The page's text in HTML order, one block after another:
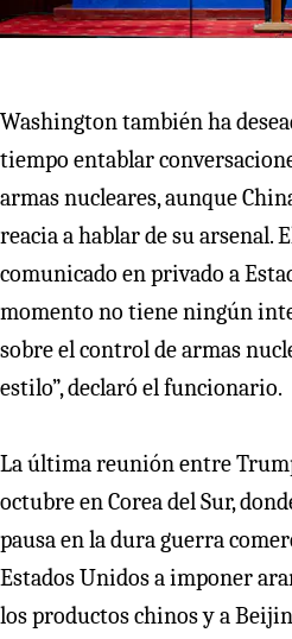
Washington también ha
tiempo entablar
armas nucleares, aunque
reacia a hablar de su arsenal.
comunicado en privado a
momento no tiene ningún
sobre el control de armas
estilo”, declaró el funcionario.
La última reunión entre
octubre en Corea del Sur,
pausa en la dura guerra
Estados Unidos a imponer
los productos chinos y a